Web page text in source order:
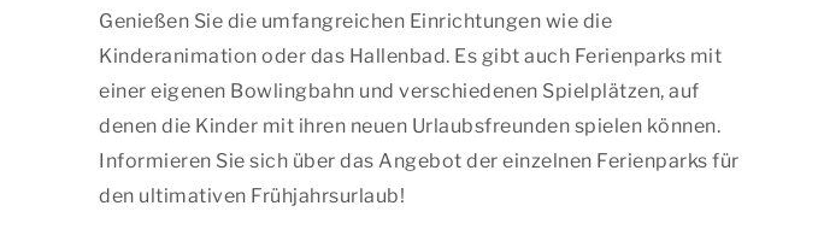
Genießen Sie die umfangreichen Einrichtungen wie die
Kinderanimation oder das Hallenbad. Es gibt auch Ferienparks mit
einer eigenen Bowlingbahn und verschiedenen Spielplätzen, auf
denen die Kinder mit ihren neuen Urlaubsfreunden spielen können.
Informieren Sie sich über das Angebot der einzelnen Ferienparks für
den ultimativen Frühjahrsurlaub!